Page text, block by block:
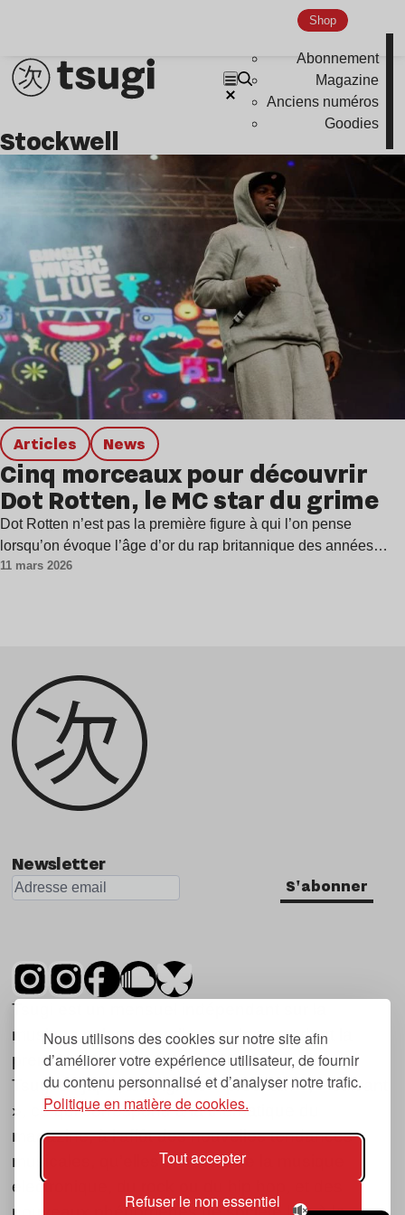
Nous utilisons des cookies sur notre site afin
d’améliorer votre expérience utilisateur, de fournir
du contenu personnalisé et d’analyser notre trafic.
Politique en matière de cookies.
Tout accepter
Refuser le non essentiel
Shop
Abonnement
Magazine
Anciens numéros
Goodies
stockwell
Articles news
Cinq morceaux pour découvrir
Dot Rotten, le MC star du grime
Dot Rotten n’est pas la première figure à qui l’on pense
lorsqu’on évoque l’âge d’or du rap britannique des années…
11 mars 2026
Newsletter
S'abonner
Tsugi est un mensuel indépendant sur la
musique et les nouvelles tendances, dont la
première parution date de 2007.
Tsugi en japonais signifie « prochain », « suivant
», ce qui correspond à la thématique du
magazine, à l’affût des nouvelles tendances
musicales, qu’elles viennent de la musique
électronique, du rock ou du hip hop, et des